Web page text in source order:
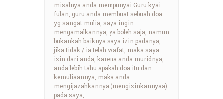
misalnya anda mempunyai Guru kyai
fulan, guru anda membuat sebuah doa
yg sangat mulia, saya ingin
mengamalkannya, ya boleh saja, namun
bukankah baiknya saya izin padanya,
jika tidak / ia telah wafat, maka saya
izin dari anda, karena anda muridnya,
anda lebih tahu apakah doa itu dan
kemuliaannya, maka anda
mengijazahkannya (mengizinkannyaa)
pada saya,